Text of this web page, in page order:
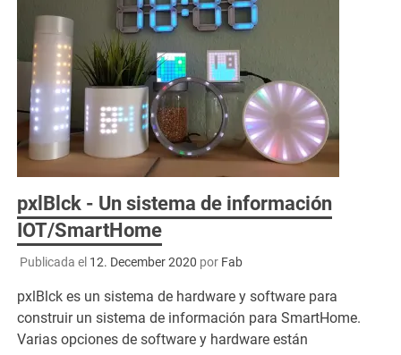
pxlBlck - Un sistema de información
IOT/SmartHome
Publicada el 12. December 2020 por Fab
pxlBlck es un sistema de hardware y software para
construir un sistema de información para SmartHome.
Varias opciones de software y hardware están